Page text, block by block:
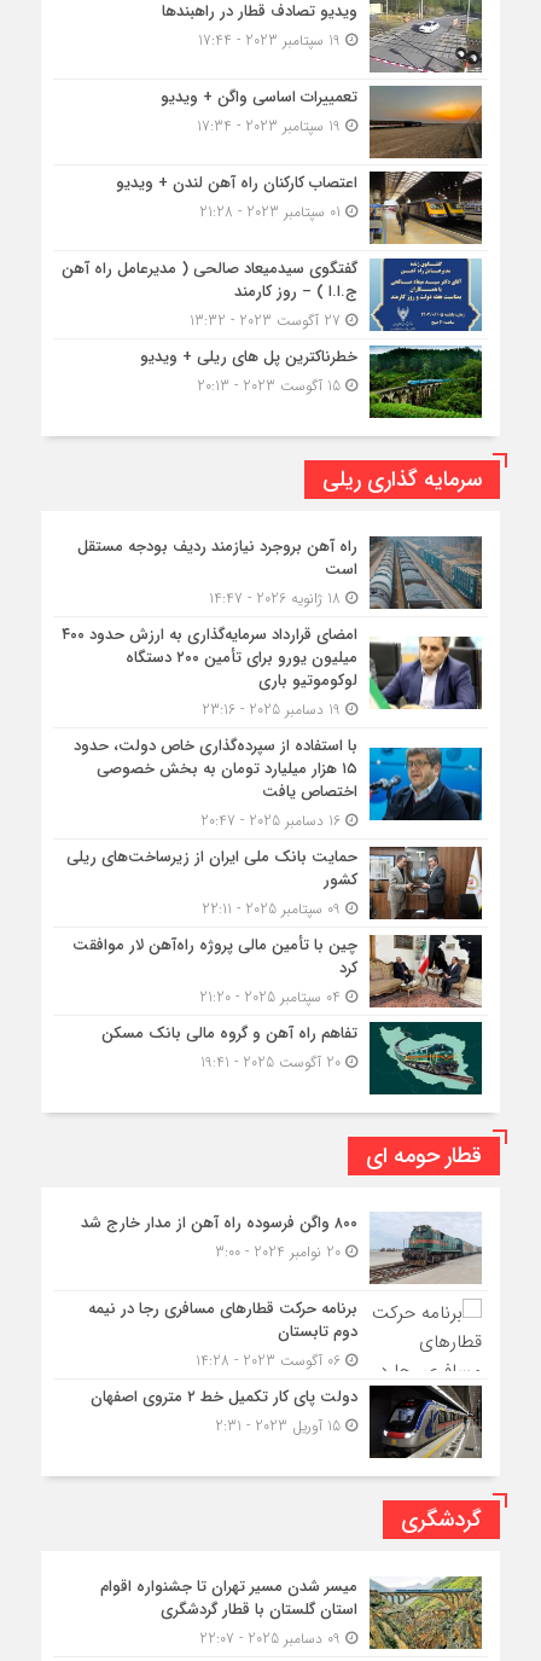
ویدیو تصادف قطار در راهبندها
تعمییرات اساسی واگن + ویدیو
اعتصاب کارکنان راه آهن لندن + ویدیو
گفتگوی سیدمیعاد صالحی ( مدیرعامل راه آهن
ج.ا.ا ) – روز کارمند
خطرناکترین پل های ریلی + ویدیو
15 آگوست 2023 - 20:13
سرمایه گذاری ریلی
راه آهن بروجرد نیازمند ردیف بودجه مستقل
است
امضای قرارداد سرمایه‌گذاری به ارزش حدود ۴۰۰
میلیون یورو برای تأمین ۲۰۰ دستگاه
لوکوموتیو باری
با استفاده از سپرده‌گذاری خاص دولت، حدود
۱۵ هزار میلیارد تومان به بخش خصوصی
اختصاص یافت
16 دسامبر 2025 - 20:47
حمایت بانک ملی ایران از زیرساخت‌های ریلی
کشور
چین با تأمین مالی پروژه راه‌آهن لار موافقت
کرد
تفاهم راه آهن و گروه مالی بانک مسکن
20 آگوست 2025 - 19:41
قطار حومه ای
۸۰۰ واگن فرسوده راه آهن از مدار خارج شد
20 نوامبر 2024 - 3:00
برنامه حرکت قطارهای مسافری رجا در نیمه
دوم تابستان
06 آگوست 2023 - 14:28
دولت پای کار تکمیل خط ۲ متروی اصفهان
15 آوریل 2023 - 2:31
گردشگری
میسر شدن مسیر تهران تا جشنواره اقوام
استان گلستان با قطار گردشگری